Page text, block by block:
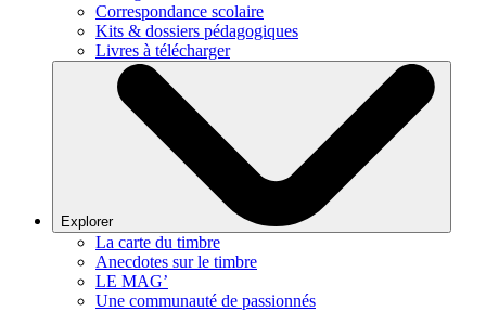
Correspondance scolaire
Kits & dossiers pédagogiques
Livres à télécharger
Explorer
La carte du timbre
Anecdotes sur le timbre
LE MAG’
Une communauté de passionnés